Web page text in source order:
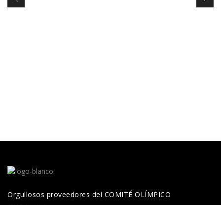
Orgullosos proveedores del COMITÉ OLÍMPICO